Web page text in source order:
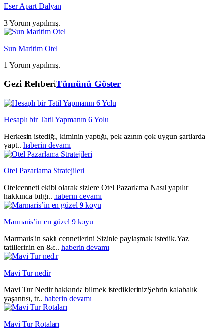
Eser Apart Dalyan
3 Yorum yapılmış.
Sun Maritim Otel
1 Yorum yapılmış.
Gezi RehberiTümünü Göster
Hesaplı bir Tatil Yapmanın 6 Yolu
Herkesin istediği, kiminin yaptığı, pek azının çok uygun şartlarda
yapt.. haberin devamı
Otel Pazarlama Stratejileri
Otelcenneti ekibi olarak sizlere Otel Pazarlama Nasıl yapılır
hakkında bilgi.. haberin devamı
Marmaris’in en güzel 9 koyu
Marmaris'in saklı cennetlerini Sizinle paylaşmak istedik.Yaz
tatillerinin en &c.. haberin devamı
Mavi Tur nedir
Mavi Tur Nedir hakkında bilmek istediklerinizŞehrin kalabalık
yaşantısı, tr.. haberin devamı
Mavi Tur Rotaları